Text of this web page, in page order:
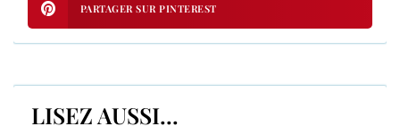
PARTAGER SUR PINTEREST
LISEZ AUSSI...